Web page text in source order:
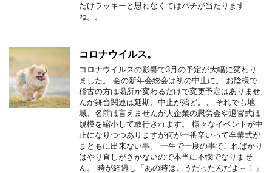
だけラッキーと思わなくてはバチが当たります
ね。。
コロナウイルス。
コロナウイルスの影響で3月の予定が大幅に変わり
ました。 会の新年会総会は初の中止に。 お陰様で
稽古の方は場所が変わるだけで変更予定はありませ
んが舞台関連は延期、中止が殆ど。。 それでも地
域、名前は言えませんが大企業の慰労会や退官式は
規模を縮小して敢行されます。 様々なイベントが中
止になりつつありますが何が一番辛いって卒業式が
まともに出来ない事。 一生で一度の事でこればかり
はやり直しがきかないので本当に不憫でなりませ
ん。 時が経過し「あの時はこうだったんだよ～！」